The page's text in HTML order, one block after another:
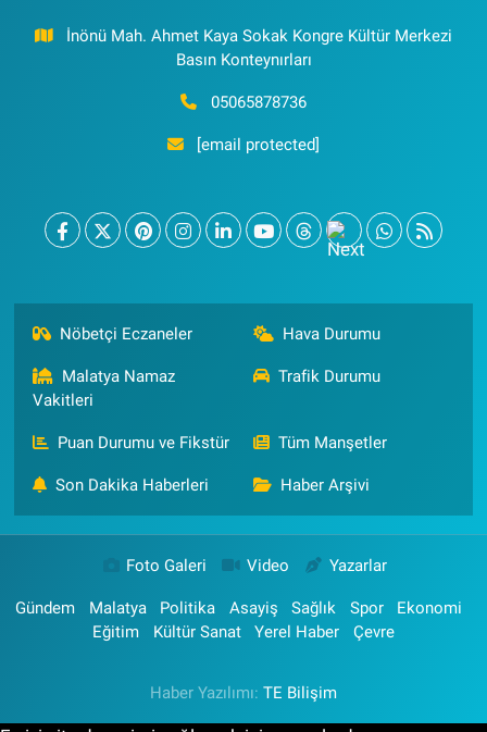
İnönü Mah. Ahmet Kaya Sokak Kongre Kültür Merkezi
Basın Konteynırları
05065878736
[email protected]
Nöbetçi Eczaneler Hava Durumu
Malatya Namaz
Vakitleri
Trafik Durumu
Puan Durumu ve Fikstür Tüm Manşetler
Son Dakika Haberleri Haber Arşivi
Foto Galeri Video Yazarlar
Gündem Malatya Politika Asayiş Sağlık Spor
Ekonomi
Eğitim
Kültür Sanat Yerel Haber Çevre
Haber Yazılımı: TE Bilişim